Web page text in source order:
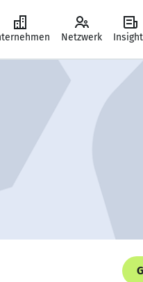
Netzwerk